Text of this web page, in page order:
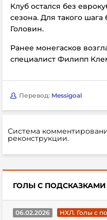
Клуб остался без
сезона. Для такого
Головин.
Ранее монегасков
специалист Филипп
Перевод: Messigoal
Система
реконструкции.
ГОЛЫ С ПОДСКАЗКАМИ
06.02.2026
НХЛ. Голы с